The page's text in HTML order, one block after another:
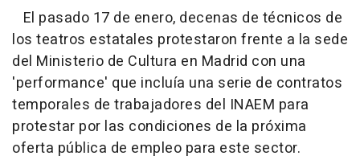
El pasado 17 de enero, decenas de técnicos de
los teatros estatales protestaron frente a la sede
del Ministerio de Cultura en Madrid con una
'performance' que incluía una serie de contratos
temporales de trabajadores del INAEM para
protestar por las condiciones de la próxima
oferta pública de empleo para este sector.